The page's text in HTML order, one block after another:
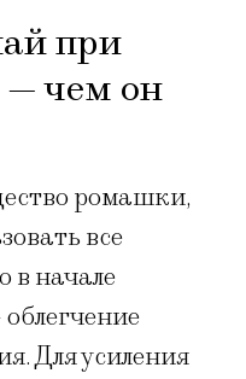
при
— чем он
ромашки,
все
в начале
Для усиления